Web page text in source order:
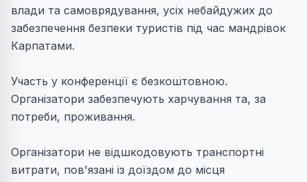
влади та самоврядування, усіх небайдужих до
забезпечення безпеки туристів під час мандрівок
Карпатами.
Участь у конференції є безкоштовною.
Організатори забезпечують харчування та, за
потреби, проживання.
Організатори не відшкодовують транспортні
витрати, пов'язані із доїздом до місця